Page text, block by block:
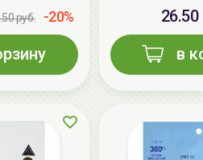
руб. -20%
26.50
в